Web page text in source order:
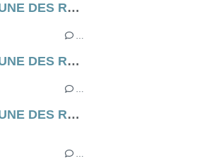
LA FORTUNE DES ROUGON d’Emile Zola [contre-profil d’une œuvre] - CHAPITRE 7
…
LA FORTUNE DES ROUGON d’Emile Zola [contre-profil d’une œuvre] - CHAPITRE 6
…
LA FORTUNE DES ROUGON d’Emile Zola [contre-profil d’une œuvre] - CHAPITRE 5
…